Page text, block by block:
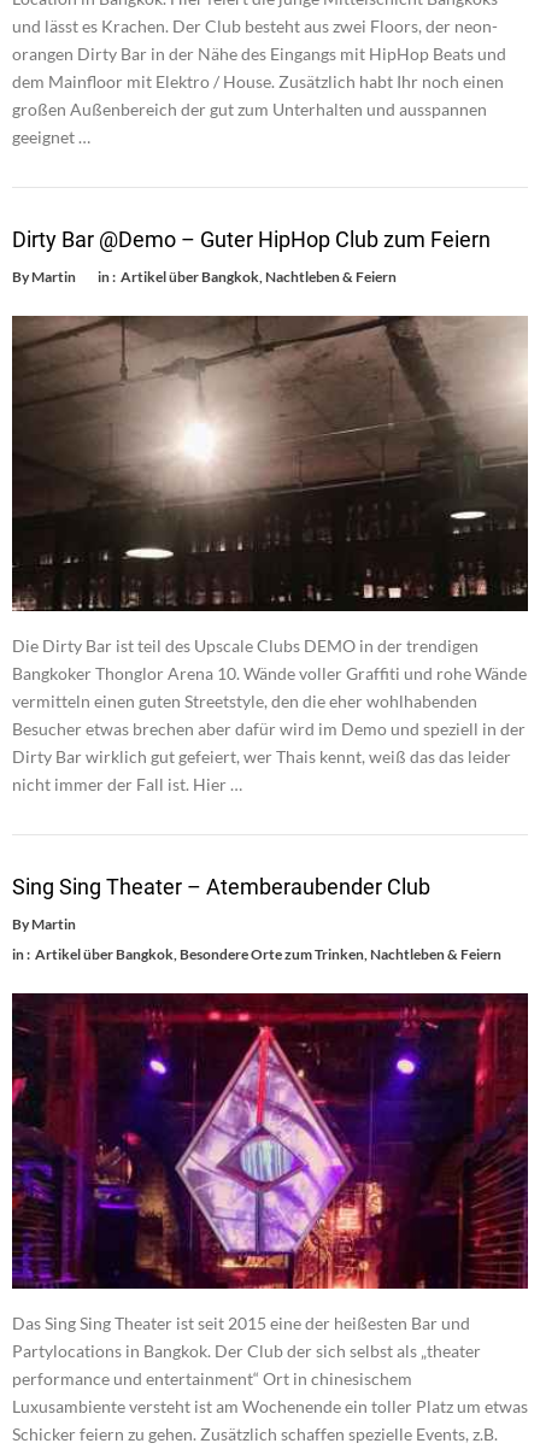
und lässt es Krachen. Der Club besteht aus zwei Floors, der neon-
orangen Dirty Bar in der Nähe des Eingangs mit HipHop Beats und
dem Mainfloor mit Elektro / House. Zusätzlich habt Ihr noch einen
großen Außenbereich der gut zum Unterhalten und ausspannen
geeignet …
Dirty Bar @Demo – Guter HipHop Club zum Feiern
ByMartin in : Artikel über Bangkok,Nachtleben & Feiern
Die Dirty Bar ist teil des Upscale Clubs DEMO in der trendigen
Bangkoker Thonglor Arena 10. Wände voller Graffiti und rohe Wände
vermitteln einen guten Streetstyle, den die eher wohlhabenden
Besucher etwas brechen aber dafür wird im Demo und speziell in der
Dirty Bar wirklich gut gefeiert, wer Thais kennt, weiß das das leider
nicht immer der Fall ist. Hier …
Sing Sing Theater – Atemberaubender Club
ByMartin
in : Artikel über Bangkok,Besondere Orte zum Trinken,Nachtleben & Feiern
Das Sing Sing Theater ist seit 2015 eine der heißesten Bar und
Partylocations in Bangkok. Der Club der sich selbst als „theater
performance und entertainment“ Ort in chinesischem
Luxusambiente versteht ist am Wochenende ein toller Platz um etwas
Schicker feiern zu gehen. Zusätzlich schaffen spezielle Events, z.B.